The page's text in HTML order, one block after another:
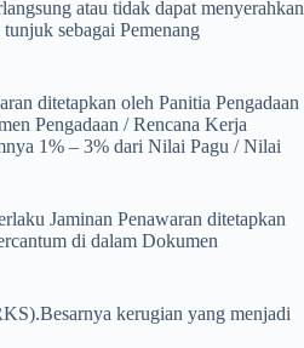
atau tidak dapat menyerahkan
sebagai Pemenang
ditetapkan oleh Panitia Pengadaan
Pengadaan / Rencana Kerja
1% – 3% dari Nilai Pagu / Nilai
Jaminan Penawaran ditetapkan
di dalam Dokumen
kerugian yang menjadi